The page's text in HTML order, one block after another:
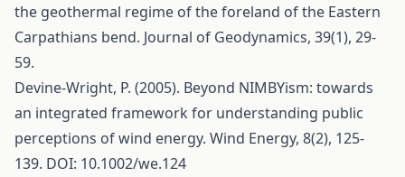
the geothermal regime of the foreland of the Eastern
Carpathians bend. Journal of Geodynamics, 39(1), 29-
59.
Devine-Wright, P. (2005). Beyond NIMBYism: towards
an integrated framework for understanding public
perceptions of wind energy. Wind Energy, 8(2), 125-
139. DOI: 10.1002/we.124